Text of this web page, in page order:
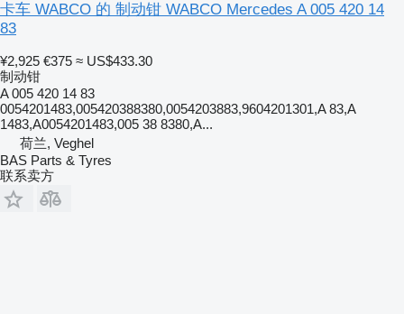
卡车 WABCO 的 制动钳 WABCO Mercedes A 005 420 14
83
¥2,925 €375 ≈ US$433.30
制动钳
A 005 420 14 83
0054201483,005420388380,0054203883,9604201301,A 83,A
1483,A0054201483,005 38 8380,A...
荷兰, Veghel
BAS Parts & Tyres
联系卖方